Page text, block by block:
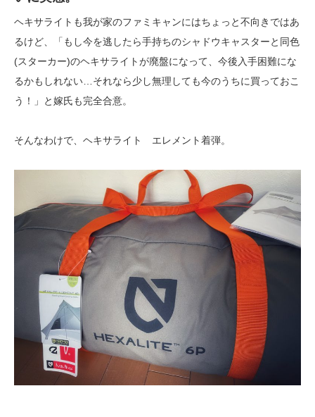
ヘキサライトも我が家のファミキャンにはちょっと不向きではあ
るけど、「もし今を逃したら手持ちのシャドウキャスターと同色
(スターカー)のヘキサライトが廃盤になって、今後入手困難にな
るかもしれない…それなら少し無理しても今のうちに買っておこ
う！」と嫁氏も完全合意。
そんなわけで、ヘキサライト エレメント着弾。